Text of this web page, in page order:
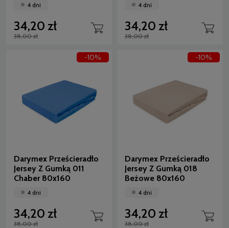
4 dni
34,20 zł
38,00 zł
4 dni
34,20 zł
38,00 zł
Darymex Prześcieradło
Jersey Z Gumką 011
Chaber 80x160
4 dni
34,20 zł
38,00 zł
-10%
Darymex Prześcieradło
Jersey Z Gumką 018
Beżowe 80x160
4 dni
34,20 zł
38,00 zł
-10%